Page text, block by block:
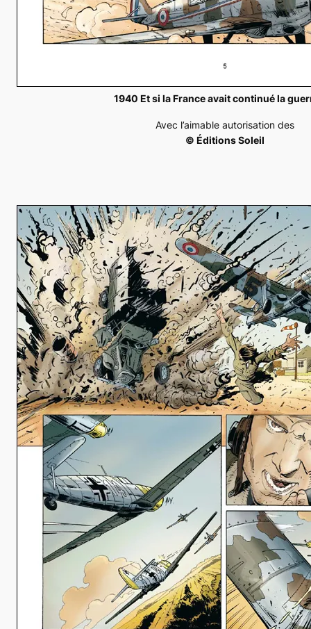
1940 Et si la France avait continué la
Avec l’aimable autorisation des
© Éditions Soleil